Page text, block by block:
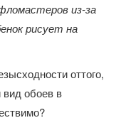
из-за
рисует на
оттого,
вид обоев в